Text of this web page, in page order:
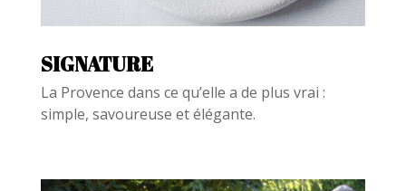
SIGNATURE
La Provence dans ce qu’elle a de plus vrai :
simple, savoureuse et élégante.